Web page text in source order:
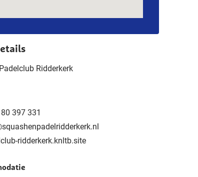
397 331
ridderkerk.knltb.site